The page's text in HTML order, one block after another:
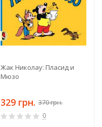
Жак Николау: Пласид и
Мюзо
329 грн. 370 грн.
0